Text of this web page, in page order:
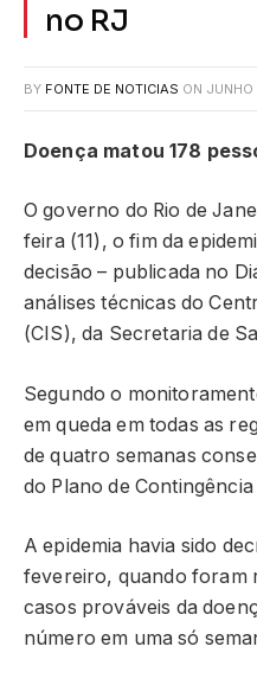
no RJ
BY FONTE DE NOTICIAS ON JUNHO
Doença matou 178
O governo do Rio de
feira (11), o fim da
decisão – publicada no
análises técnicas do
(CIS), da Secretaria de
Segundo o
em queda em todas as
de quatro semanas
do Plano de
A epidemia havia sido
fevereiro, quando foram
casos prováveis da
número em uma só